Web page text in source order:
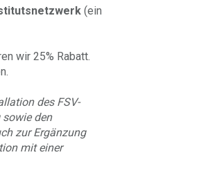
(ein
wir 25% Rabatt.
des FSV-
sowie den
zur Ergänzung
mit einer